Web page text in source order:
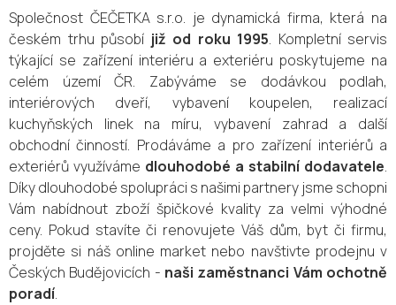
Společnost ČEČETKA s.r.o. je dynamická firma, která na
českém trhu působí již od roku 1995. Kompletní servis
týkající se zařízení interiéru a exteriéru poskytujeme na
celém území ČR. Zabýváme se dodávkou podlah,
interiérových dveří, vybavení koupelen, realizací
kuchyňských linek na míru, vybavení zahrad a další
obchodní činností. Prodáváme a pro zařízení interiérů a
exteriérů využíváme dlouhodobé a stabilní dodavatele.
Díky dlouhodobé spolupráci s našimi partnery jsme schopni
Vám nabídnout zboží špičkové kvality za velmi výhodné
ceny. Pokud stavíte či renovujete Váš dům, byt či firmu,
projděte si náš online market nebo navštivte prodejnu v
Českých Budějovicích - naši zaměstnanci Vám ochotně
poradí.